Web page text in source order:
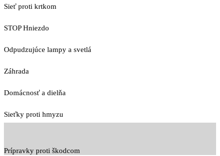
Sieť proti krtkom
STOP Hniezdo
Odpudzujúce lampy a svetlá
Záhrada
Domácnosť a dielňa
Sieťky proti hmyzu
Prípravky proti škodcom